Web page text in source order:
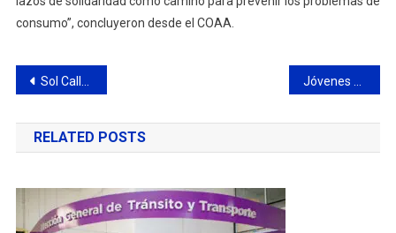
consumo”, concluyeron desde el COAA.
Navegación
de
entradas
Sol Calle: “que Abella se ocupe del 40% de niños sin vacunar”
RELATED POSTS